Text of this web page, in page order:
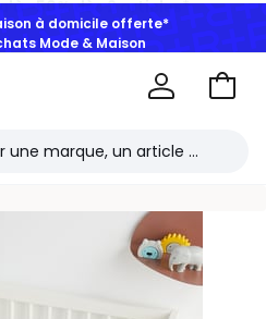
à domicile offerte*
Mode & Maison
Aller